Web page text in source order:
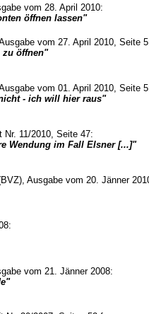
vom 28. April 2010:
öffnen lassen"
vom 27. April 2010, Seite
öffnen"
vom 01. April 2010, Seite
- ich will hier raus"
Nr. 11/2010, Seite 47:
Wendung im Fall Elsner [...]"
Ausgabe vom 20. Jänner
vom 21. Jänner 2008: